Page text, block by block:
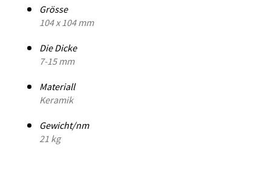
Grösse
104 x 104 mm
Die Dicke
7-15 mm
Materiall
Keramik
Gewicht/nm
21 kg